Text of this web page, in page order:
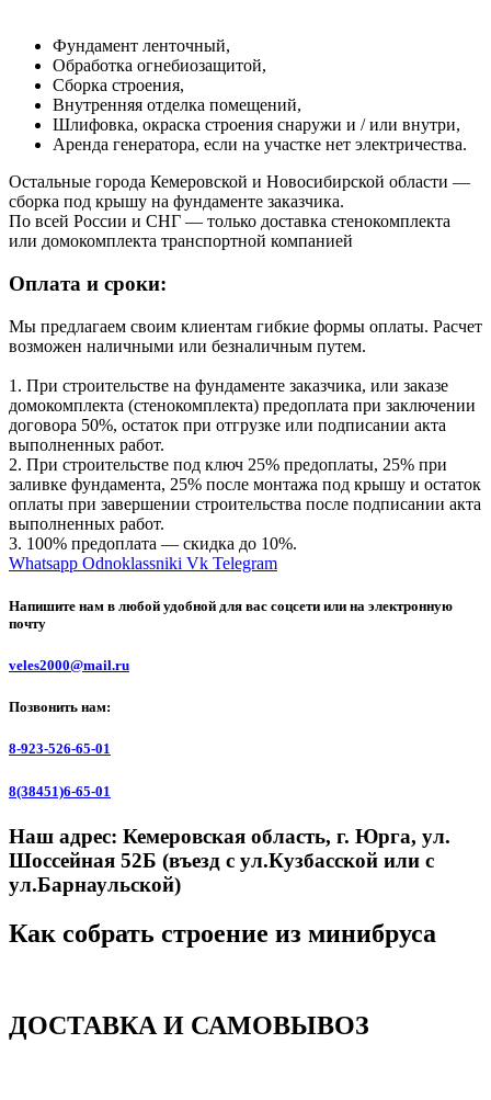
Фундамент ленточный,
Обработка огнебиозащитой,
Сборка строения,
Внутренняя отделка помещений,
Шлифовка, окраска строения снаружи и / или внутри,
Аренда генератора, если на участке нет электричества.
Остальные города Кемеровской и Новосибирской области —
сборка под крышу на фундаменте заказчика.
По всей России и СНГ — только доставка стенокомплекта
или домокомплекта транспортной компанией
Оплата и сроки:
Мы предлагаем своим клиентам гибкие формы оплаты. Расчет
возможен наличными или безналичным путем.
1. При строительстве на фундаменте заказчика, или заказе
домокомплекта (стенокомплекта) предоплата при заключении
договора 50%, остаток при отгрузке или подписании акта
выполненных работ.
2. При строительстве под ключ 25% предоплаты, 25% при
заливке фундамента, 25% после монтажа под крышу и остаток
оплаты при завершении строительства после подписании акта
выполненных работ.
3. 100% предоплата — скидка до 10%.
Whatsapp Odnoklassniki Vk Telegram
Напишите нам в любой удобной для вас соцсети или на электронную
почту
veles2000@mail.ru
Позвонить нам:
8-923-526-65-01
8(38451)6-65-01
Наш адрес: Кемеровская область, г. Юрга, ул.
Шоссейная 52Б (въезд с ул.Кузбасской или с
ул.Барнаульской)
Как собрать строение из минибруса
ДОСТАВКА И САМОВЫВОЗ